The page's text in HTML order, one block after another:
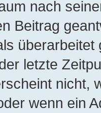
nach
Beitrag
letzte
nicht,
wenn ein